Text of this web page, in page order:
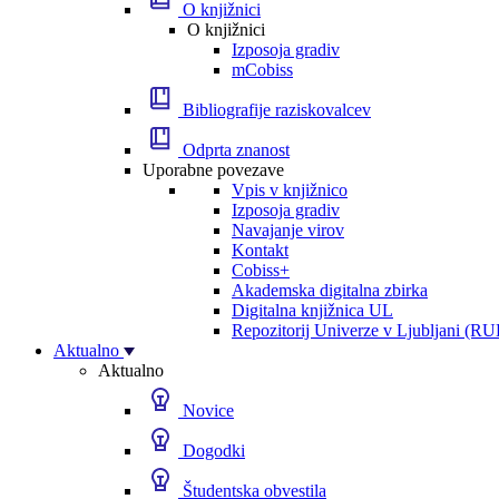
O knjižnici
O knjižnici
Izposoja gradiv
mCobiss
Bibliografije raziskovalcev
Odprta znanost
Uporabne povezave
Vpis v knjižnico
Izposoja gradiv
Navajanje virov
Kontakt
Cobiss+
Akademska digitalna zbirka
Digitalna knjižnica UL
Repozitorij Univerze v Ljubljani
Aktualno
Aktualno
Novice
Dogodki
Študentska obvestila